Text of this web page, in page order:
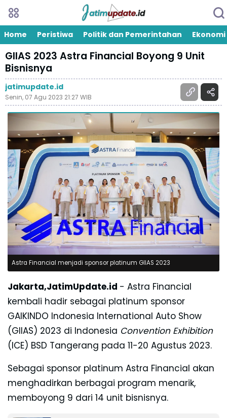
Home Peristiwa Politik dan Pemerintahan Ekonomi
GIIAS 2023 Astra Financial Boyong 9 Unit
Bisnisnya
jatimupdate.id
Senin, 07 Agu 2023 21:27 WIB
Astra Financial menjadi sponsor platinum GIIAS 2023
Jakarta,JatimUpdate.id - Astra Financial
kembali hadir sebagai platinum sponsor
GAIKINDO Indonesia International Auto Show
(GIIAS) 2023 di Indonesia Convention Exhibition
(ICE) BSD Tangerang pada 11-20 Agustus 2023.
Sebagai sponsor platinum Astra Financial akan
menghadirkan berbagai program menarik,
memboyong 9 dari 14 unit bisnisnya.